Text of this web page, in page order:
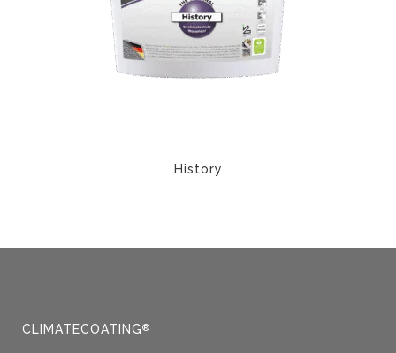
History
ma
można
CLIMATECOATING®